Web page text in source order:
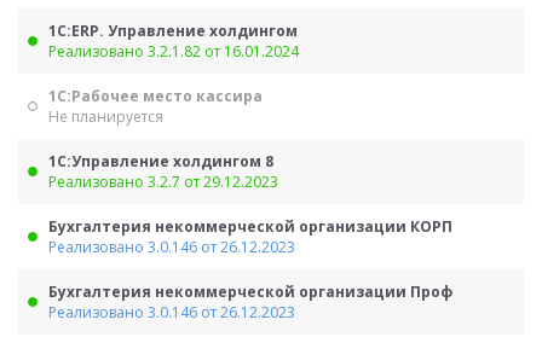
1С:ERP. Управление холдингом
Реализовано 3.2.1.82 от 16.01.2024
1С:Рабочее место кассира
Не планируется
1С:Управление холдингом 8
Реализовано 3.2.7 от 29.12.2023
Бухгалтерия некоммерческой организации КОРП
Реализовано 3.0.146 от 26.12.2023
Бухгалтерия некоммерческой организации Проф
Реализовано 3.0.146 от 26.12.2023